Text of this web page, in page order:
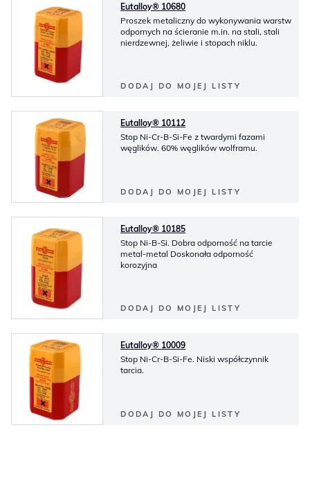
Eutalloy® 10680
Proszek metaliczny do wykonywania warstw
odpornych na ścieranie m.in. na stali, stali
nierdzewnej, żeliwie i stopach niklu.
DODAJ DO MOJEJ LISTY
Eutalloy® 10112
Stop Ni-Cr-B-Si-Fe z twardymi fazami
węglików. 60% węglików wolframu.
DODAJ DO MOJEJ LISTY
Eutalloy® 10185
Stop Ni-B-Si. Dobra odporność na tarcie
metal-metal Doskonała odporność
korozyjna
DODAJ DO MOJEJ LISTY
Eutalloy® 10009
Stop Ni-Cr-B-Si-Fe. Niski współczynnik
tarcia.
DODAJ DO MOJEJ LISTY